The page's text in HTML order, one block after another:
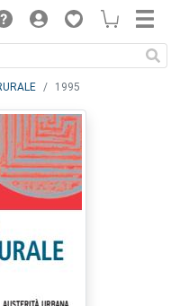
1995